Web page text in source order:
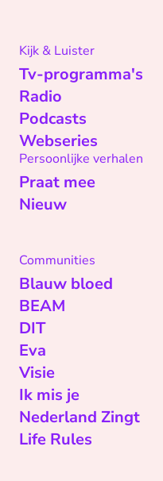
Kijk & Luister
Tv-programma's
Radio
Podcasts
Webseries
Persoonlijke verhalen
Praat mee
Nieuw
Communities
Blauw bloed
BEAM
DIT
Eva
Visie
Ik mis je
Nederland Zingt
Life Rules